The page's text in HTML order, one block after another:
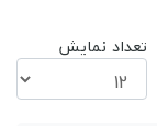
تعداد نمایش